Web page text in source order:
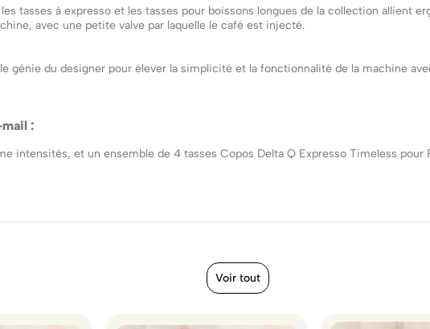
tasses à expresso et les tasses pour boissons longues de la collection allient
avec une petite valve par laquelle le café est injecté.
génie du designer pour élever la simplicité et la fonctionnalité de la machine
:
intensités, et un ensemble de 4 tasses Copos Delta Q Expresso Timeless
Voir tout